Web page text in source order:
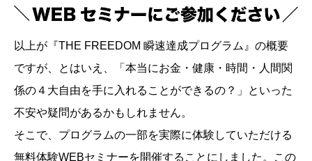
以上が『THE FREEDOM 瞬速達成プログラム』の概要
ですが、とはいえ、「本当にお金・健康・時間・人間関
係の４大自由を手に入れることができるの？」といった
不安や疑問があるかもしれません。
そこで、プログラムの一部を実際に体験していただける
無料体験WEBセミナーを開催することにしました。この